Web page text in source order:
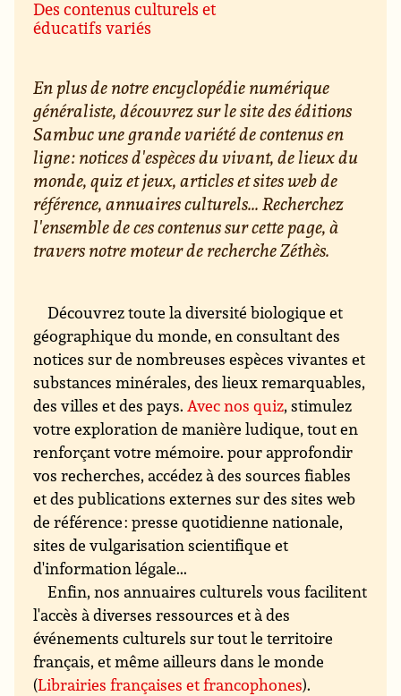
Des contenus culturels et
éducatifs variés
En plus de notre encyclopédie numérique
généraliste, découvrez sur le site des éditions
Sambuc une grande variété de contenus en
ligne : notices d'espèces du vivant, de lieux du
monde, quiz et jeux, articles et sites web de
référence, annuaires culturels... Recherchez
l'ensemble de ces contenus sur cette page, à
travers notre moteur de recherche Zéthès.
Découvrez toute la diversité biologique et
géographique du monde, en consultant des
notices sur de nombreuses espèces vivantes et
substances minérales, des lieux remarquables,
des villes et des pays. Avec nos quiz, stimulez
votre exploration de manière ludique, tout en
renforçant votre mémoire. pour approfondir
vos recherches, accédez à des sources fiables
et des publications externes sur des sites web
de référence : presse quotidienne nationale,
sites de vulgarisation scientifique et
d'information légale...
Enfin, nos annuaires culturels vous facilitent
l'accès à diverses ressources et à des
événements culturels sur tout le territoire
français, et même ailleurs dans le monde
(Librairies françaises et francophones).